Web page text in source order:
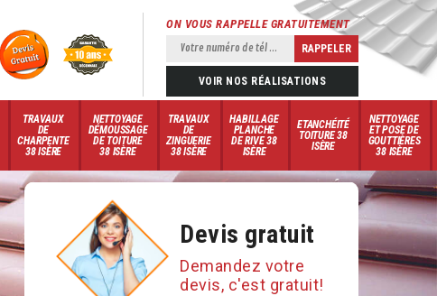
ON VOUS RAPPELLE GRATUITEMENT
VOIR NOS RÉALISATIONS
TRAVAUX
DE
CHARPENTE
38 ISÈRE
NETTOYAGE
DÉMOUSSAGE
DE TOITURE
38 ISÈRE
TRAVAUX
DE
ZINGUERIE
38 ISÈRE
HABILLAGE
PLANCHE
DE RIVE 38
ISÈRE
ETANCHÉITÉ
TOITURE 38
ISÈRE
NETTOYAGE
ET POSE DE
GOUTTIÈRES
38 ISÈRE
Devis gratuit
Demandez votre
devis, c'est gratuit!